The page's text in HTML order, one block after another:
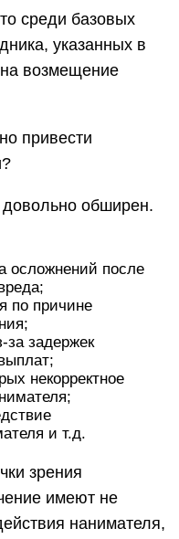
среди базовых
указанных в
возмещение
привести
обширен.
осложнений после
по причине
за задержек
некорректное
и т.д.
зрения
имеют не
нанимателя,